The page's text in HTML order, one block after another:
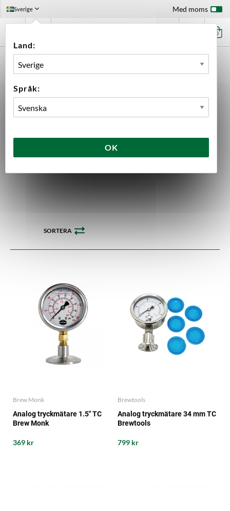
Sverige
Land:
Språk:
OK
Med moms
0
PH
Vörtstyrka
Mätinstrument
SORTERA
Brew Monk
Analog tryckmätare 1.5" TC
Brew Monk
369 kr
Brewtools
Analog tryckmätare 34 mm TC
Brewtools
799 kr